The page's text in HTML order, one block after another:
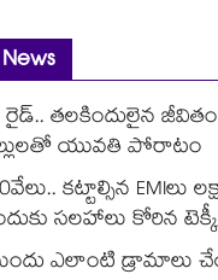
తలకిందులైన
యువతి పోరాటం
కట్టాల్సిన EMIలు
సలహాలు కోరిన టెక్కీ
ఎలాంటి డ్రామాలు